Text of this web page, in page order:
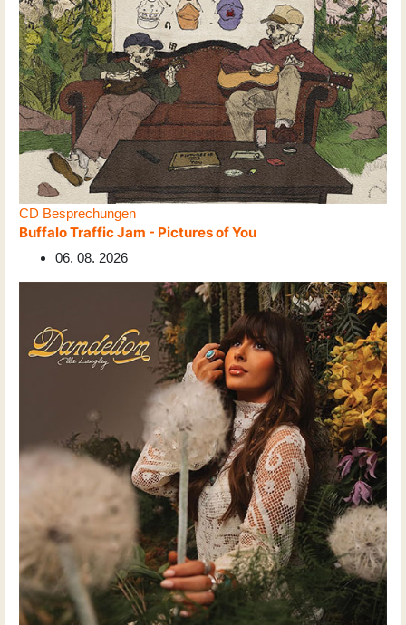
CD Besprechungen
Buffalo Traffic Jam - Pictures of You
06. 08. 2026